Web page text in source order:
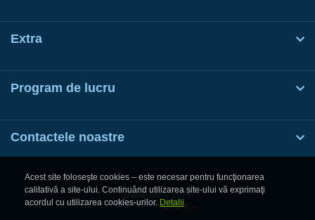
Extra
Program de lucru
Contactele noastre
Dame.md © 2026
Elaborat de
Acest site foloseşte cookies – este necesar pentru funcţionarea
calitativă a site-ului. Continuând utilizarea site-ului vă exprimaţi
acordul cu utilizarea cookies-urilor. Detalii